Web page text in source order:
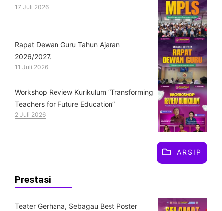
17 Juli 2026
Rapat Dewan Guru Tahun Ajaran
2026/2027.
11 Juli 2026
Workshop Review Kurikulum “Transforming
Teachers for Future Education”
2 Juli 2026
ARSIP
Prestasi
Teater Gerhana, Sebagau Best Poster